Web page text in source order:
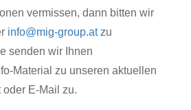
vermissen, dann bitten wir
info@mig-group.atzu
senden wir Ihnen
Material zu unseren aktuellen
oder E-Mail zu.